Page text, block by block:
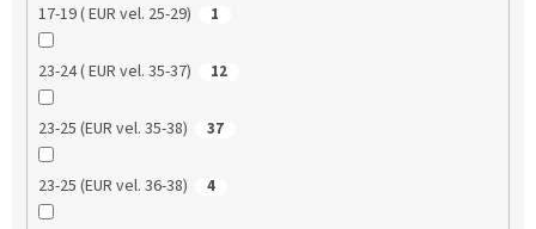
17-19 ( EUR vel. 25-29) 1
23-24 ( EUR vel. 35-37) 12
23-25 (EUR vel. 35-38) 37
23-25 (EUR vel. 36-38) 4